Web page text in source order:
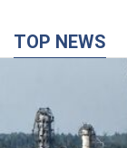
TOP NEWS